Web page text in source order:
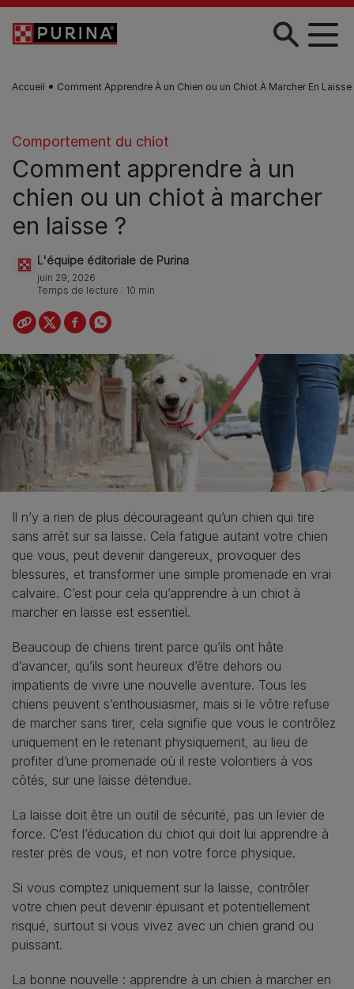
Skip to main content
Accueil Comment Apprendre À un Chien ou un Chiot À Marcher En Laisse
Comportement du chiot
Comment apprendre à un
chien ou un chiot à marcher
en laisse ?
L'équipe éditoriale de Purina
juin 29, 2026
Temps de lecture : 10 min
Il n’y a rien de plus décourageant qu’un chien qui tire
sans arrêt sur sa laisse. Cela fatigue autant votre chien
que vous, peut devenir dangereux, provoquer des
blessures, et transformer une simple promenade en vrai
calvaire. C’est pour cela qu’apprendre à un chiot à
marcher en laisse est essentiel.
Beaucoup de chiens tirent parce qu’ils ont hâte
d’avancer, qu’ils sont heureux d’être dehors ou
impatients de vivre une nouvelle aventure. Tous les
chiens peuvent s’enthousiasmer, mais si le vôtre refuse
de marcher sans tirer, cela signifie que vous le contrôlez
uniquement en le retenant physiquement, au lieu de
profiter d’une promenade où il reste volontiers à vos
côtés, sur une laisse détendue.
La laisse doit être un outil de sécurité, pas un levier de
force. C’est l’éducation du chiot qui doit lui apprendre à
rester près de vous, et non votre force physique.
Si vous comptez uniquement sur la laisse, contrôler
votre chien peut devenir épuisant et potentiellement
risqué, surtout si vous vivez avec un chien grand ou
puissant.
La bonne nouvelle : apprendre à un chien à marcher en